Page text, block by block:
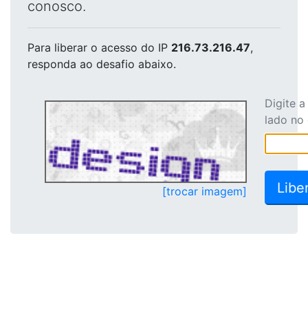
conosco.
Para liberar o acesso do IP 216.73.216.47,
responda ao desafio abaixo.
[trocar imagem]
Digite
lado no